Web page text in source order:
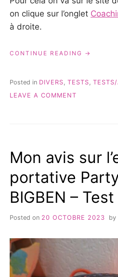
on clique sur l’onglet
à droite.
CONTINUE READING « J’AI
SERVICE
Posted in DIVERS, TESTS,
LEAVE A COMMENT
COACHING
BEAUTÉ
EN
LIGNE
Mon avis sur
portative
BIGBEN –
Posted on 20 OCTOBRE 2023 by